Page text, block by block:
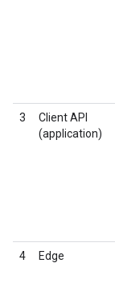
3
Client API
(application)
4 Edge